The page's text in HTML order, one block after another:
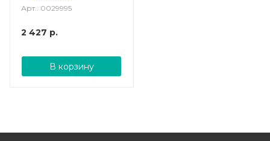
Арт.: 0029995
2 427 р.
В корзину